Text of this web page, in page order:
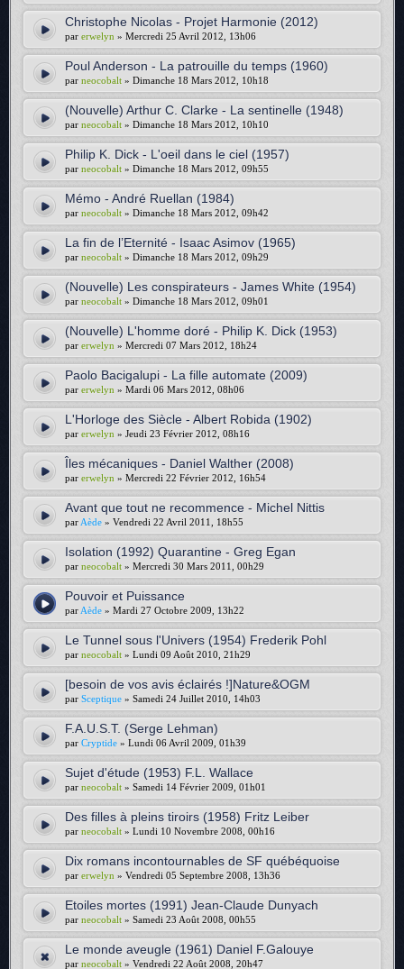
Christophe Nicolas - Projet Harmonie (2012)
par erwelyn » Mercredi 25 Avril 2012, 13h06
Poul Anderson - La patrouille du temps (1960)
par neocobalt » Dimanche 18 Mars 2012, 10h18
(Nouvelle) Arthur C. Clarke - La sentinelle (1948)
par neocobalt » Dimanche 18 Mars 2012, 10h10
Philip K. Dick - L'oeil dans le ciel (1957)
par neocobalt » Dimanche 18 Mars 2012, 09h55
Mémo - André Ruellan (1984)
par neocobalt » Dimanche 18 Mars 2012, 09h42
La fin de l’Eternité - Isaac Asimov (1965)
par neocobalt » Dimanche 18 Mars 2012, 09h29
(Nouvelle) Les conspirateurs - James White (1954)
par neocobalt » Dimanche 18 Mars 2012, 09h01
(Nouvelle) L'homme doré - Philip K. Dick (1953)
par erwelyn » Mercredi 07 Mars 2012, 18h24
Paolo Bacigalupi - La fille automate (2009)
par erwelyn » Mardi 06 Mars 2012, 08h06
L'Horloge des Siècle - Albert Robida (1902)
par erwelyn » Jeudi 23 Février 2012, 08h16
Îles mécaniques - Daniel Walther (2008)
par erwelyn » Mercredi 22 Février 2012, 16h54
Avant que tout ne recommence - Michel Nittis
par Aède » Vendredi 22 Avril 2011, 18h55
Isolation (1992) Quarantine - Greg Egan
par neocobalt » Mercredi 30 Mars 2011, 00h29
Pouvoir et Puissance
par Aède » Mardi 27 Octobre 2009, 13h22
Le Tunnel sous l'Univers (1954) Frederik Pohl
par neocobalt » Lundi 09 Août 2010, 21h29
[besoin de vos avis éclairés !]Nature&OGM
par Sceptique » Samedi 24 Juillet 2010, 14h03
F.A.U.S.T. (Serge Lehman)
par Cryptide » Lundi 06 Avril 2009, 01h39
Sujet d'étude (1953) F.L. Wallace
par neocobalt » Samedi 14 Février 2009, 01h01
Des filles à pleins tiroirs (1958) Fritz Leiber
par neocobalt » Lundi 10 Novembre 2008, 00h16
Dix romans incontournables de SF québéquoise
par erwelyn » Vendredi 05 Septembre 2008, 13h36
Etoiles mortes (1991) Jean-Claude Dunyach
par neocobalt » Samedi 23 Août 2008, 00h55
Le monde aveugle (1961) Daniel F.Galouye
par neocobalt » Vendredi 22 Août 2008, 20h47